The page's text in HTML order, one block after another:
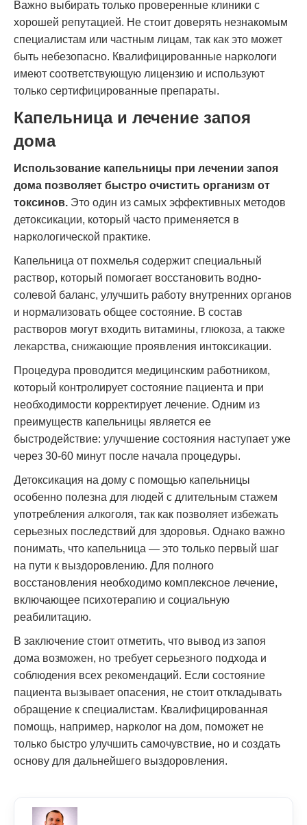
Важно выбирать только проверенные клиники с
хорошей репутацией. Не стоит доверять незнакомым
специалистам или частным лицам, так как это может
быть небезопасно. Квалифицированные наркологи
имеют соответствующую лицензию и используют
только сертифицированные препараты.
Капельница и лечение запоя
дома
Использование капельницы при лечении запоя
дома позволяет быстро очистить организм от
токсинов. Это один из самых эффективных методов
детоксикации, который часто применяется в
наркологической практике.
Капельница от похмелья содержит специальный
раствор, который помогает восстановить водно-
солевой баланс, улучшить работу внутренних органов
и нормализовать общее состояние. В состав
растворов могут входить витамины, глюкоза, а также
лекарства, снижающие проявления интоксикации.
Процедура проводится медицинским работником,
который контролирует состояние пациента и при
необходимости корректирует лечение. Одним из
преимуществ капельницы является ее
быстродействие: улучшение состояния наступает уже
через 30-60 минут после начала процедуры.
Детоксикация на дому с помощью капельницы
особенно полезна для людей с длительным стажем
употребления алкоголя, так как позволяет избежать
серьезных последствий для здоровья. Однако важно
понимать, что капельница — это только первый шаг
на пути к выздоровлению. Для полного
восстановления необходимо комплексное лечение,
включающее психотерапию и социальную
реабилитацию.
В заключение стоит отметить, что вывод из запоя
дома возможен, но требует серьезного подхода и
соблюдения всех рекомендаций. Если состояние
пациента вызывает опасения, не стоит откладывать
обращение к специалистам. Квалифицированная
помощь, например, нарколог на дом, поможет не
только быстро улучшить самочувствие, но и создать
основу для дальнейшего выздоровления.